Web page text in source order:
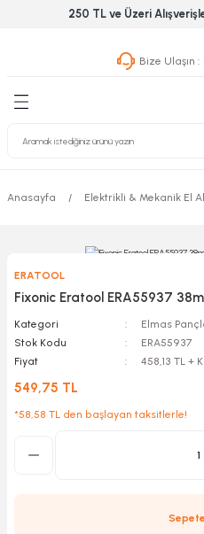
250 TL ve Üzeri
Bize Ulaşın :
Geri Dön
Geri Dön
& Nalburiye
Grubu
Geri Dön
Anasayfa Elektrikli & Mekanik El
ERATOOL
Fixonic Eratool ERA55937
Kategori
Elmas
Stok Kodu
ERA55937
Fiyat
458,13 TL +
549,75 TL
*58,58 TL den başlayan taksitlerle!